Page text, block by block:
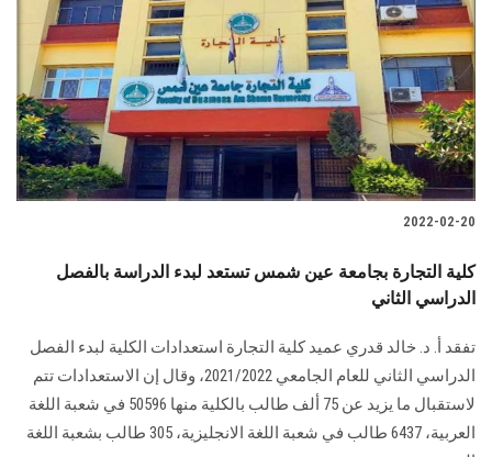
2022-02-20
كلية التجارة بجامعة عين شمس تستعد لبدء الدراسة بالفصل
الدراسي الثاني
تفقد أ. د. خالد قدري عميد كلية التجارة استعدادات الكلية لبدء الفصل
الدراسي الثاني للعام الجامعي 2021/2022، وقال إن الاستعدادات تتم
لاستقبال ما يزيد عن 75 ألف طالب بالكلية منها 50596 في شعبة اللغة
العربية، 6437 طالب في شعبة اللغة الانجليزية، 305 طالب بشعبة اللغة